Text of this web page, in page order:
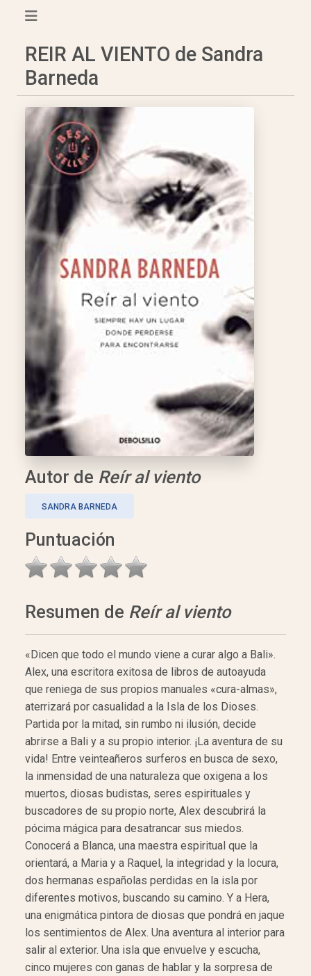
REIR AL VIENTO de Sandra
Barneda
Autor de Reír al viento
SANDRA BARNEDA
Puntuación
Resumen de Reír al viento
«Dicen que todo el mundo viene a curar algo a Bali».
Alex, una escritora exitosa de libros de autoayuda
que reniega de sus propios manuales «cura-almas»,
aterrizará por casualidad a la Isla de los Dioses.
Partida por la mitad, sin rumbo ni ilusión, decide
abrirse a Bali y a su propio interior. ¡La aventura de su
vida! Entre veinteañeros surferos en busca de sexo,
la inmensidad de una naturaleza que oxigena a los
muertos, diosas budistas, seres espirituales y
buscadores de su propio norte, Alex descubrirá la
pócima mágica para desatrancar sus miedos.
Conocerá a Blanca, una maestra espiritual que la
orientará, a Maria y a Raquel, la integridad y la locura,
dos hermanas españolas perdidas en la isla por
diferentes motivos, buscando su camino. Y a Hera,
una enigmática pintora de diosas que pondrá en jaque
los sentimientos de Alex. Una aventura al interior para
salir al exterior. Una isla que envuelve y escucha,
cinco mujeres con ganas de hablar y la sorpresa de